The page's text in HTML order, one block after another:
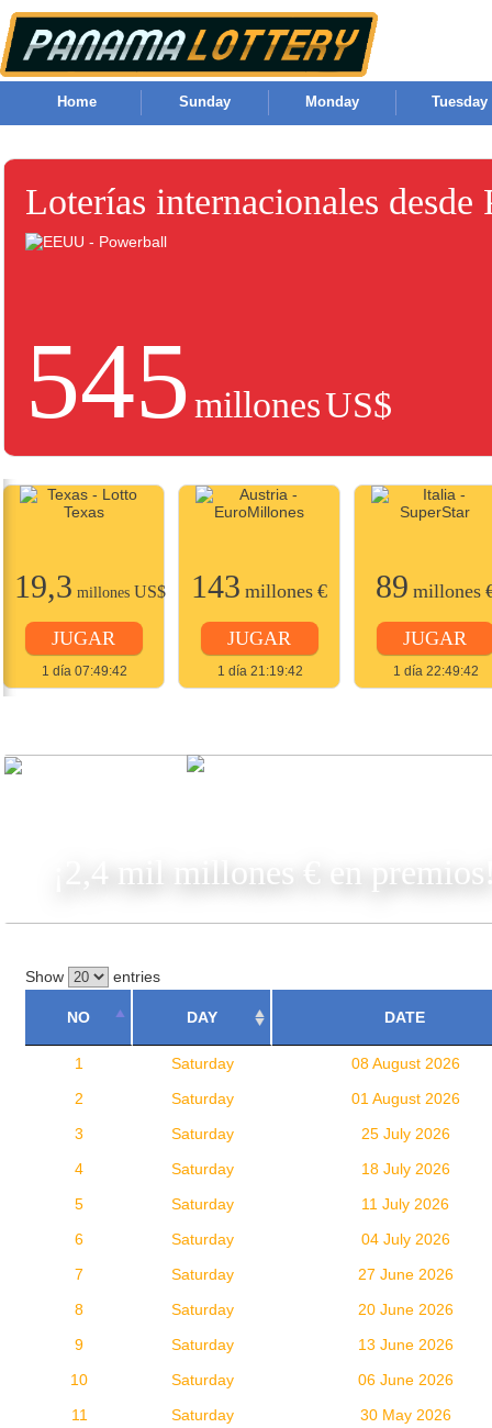
Home Sunday Monday Tuesday
Loterías internacionales desde
545 millonesUS$
19,3 millones US$
JUGAR
1 día 07:49:42
143 millones €
JUGAR
1 día 21:19:42
89 millones
JUGAR
1 día 22:49:42
¡2,4 mil millones € en
Show entries
NO DAY DATE
1 Saturday
08 August 2026
2
Saturday
01 August 2026
3
Saturday
25 July 2026
4
Saturday
18 July 2026
5
Saturday
11 July 2026
6
Saturday
04 July 2026
7
Saturday
27 June 2026
8
Saturday
20 June 2026
9
Saturday
13 June 2026
10
Saturday
06 June 2026
11
Saturday
30 May 2026